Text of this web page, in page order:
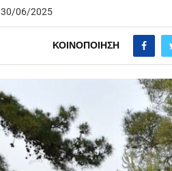
30/06/2025
ΚΟΙΝΟΠΟΊΗΣΗ